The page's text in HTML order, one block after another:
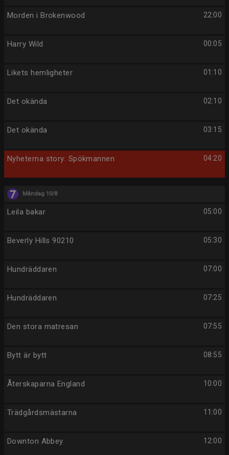
22:00
Morden i Brokenwood
00:05
Harry Wild
01:10
Likets hemligheter
02:10
Det okända
03:15
Det okända
04:20
Nyheterna story: Spökmannen
Måndag 10/8
05:00
Leila bakar
05:30
Beverly Hills 90210
07:00
Hundräddaren
07:25
Hundräddaren
07:55
Den stora matresan
08:55
Bytt är bytt
10:00
Återskaparna England
11:00
Trädgårdsmästarna
12:00
Downton Abbey